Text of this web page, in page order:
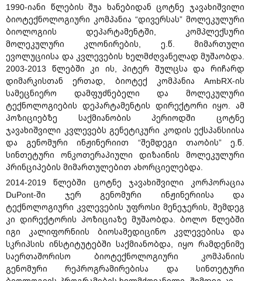
1990-იანი წლების შუა ხანებიდან ცოტნე ჯავახიშვილი
ბიოტექნოლოგიური კომპანია “დივერსას” მოლეკულური
ბიოლოგიის დეპარტამენტში, კომპლექსური
მოლეკულური კლონირების, ე.წ. მიმართული
ევოლუციისა და კვლევების ხელმძღვანელად მუშაობდა.
2003-2013 წლებში კი ის, პიტერ შულცსა და რიჩარდ
დიმარკისთან ერთად, ბიოტექ კომპანია AmbRX-ის
სამეცნიერო დამფუძნებელი და მოლეკულური
ტექნოლოგიების დეპარტამენტის დირექტორი იყო. ამ
პოზიციებზე საქმიანობის პერიოდში ცოტნე
ჯავახიშვილი კვლევებს გენეტიკური კოდის ექსპანსიისა
და გენომური ინჟინერიით “შემდეგი თაობის” ე.წ.
სინთეტური ონკოთერაპიული დიზაინის მოლეკულური
პრინციპების მიმართულებით ახორციელებდა.
2014-2019 წლებში ცოტნე ჯავახიშვილი კორპორაცია
DuPont-ში ჯერ გენომური ინჟინერიისა და
ტექნოლოგიური კვლევების უფროსი მენეჯერის, შემდეგ
კი დირექტორის პოზიციაზე მუშაობდა. ბოლო წლებში
იგი კალიფორნიის ბიოსამედიცინო კვლევებისა და
სკრიპსის ინსტიტუტებში საქმიანობდა, იყო რამდენიმე
საერთაშორისო ბიოტექნოლოგიური კომპანიის
გენომური რეპროგრამირებისა და სინთეტური